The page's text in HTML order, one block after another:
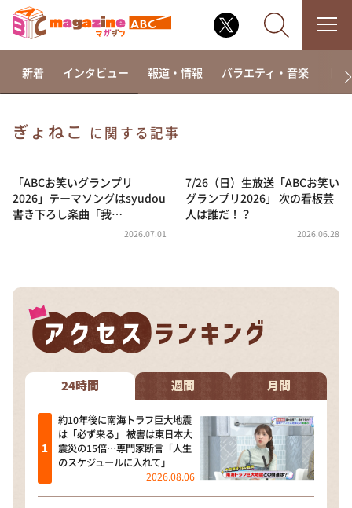
相席食堂
これ余談なんですけど・・・
～人生密着トークバラエティ！～ やすとものいたっ
河合＆A.B.C-Z塚田×福井アナ「なんでやねん！？」
（news おかえり）
DAIGOも台所 ～きょうの献立 何にする？～
本日はダイアンなり！シーズン２
朝だ！生です旅サラダ
教えて！ニュースライブ 正義のミカタ
ＬＩＦＥ～夢のカタチ～
新婚さんいらっしゃい！
新着 インタビュー 報道・情報 バラエティ・音楽 ド
ぎょねこ に関する記事
「ABCお笑いグランプリ
2026」テーマソングはsyudou
書き下ろし楽曲「我…
2026.07.01
7/26（日）生放送「ABCお笑い
グランプリ2026」 次の看板芸
人は誰だ！？
2026.06.28
24時間 週間 月間
約10年後に南海トラフ巨大地震
は「必ず来る」 被害は東日本大
震災の15倍…専門家断言「人生
のスケジュールに入れて」
2026.08.06